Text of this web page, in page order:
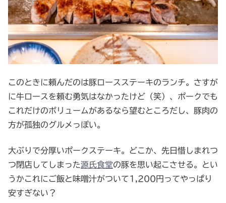
このときに頼んだのは豚ロースステーキのランチ。さすが
に牛ロースを頼む勇気はなかったけど（笑）、ポークでも
これだけのボリュームがあるなら望むところだし、豚肉の
方が孤独のグルメっぽい。
大ぶりで分厚いポークステーキ。どこか、先日惜しまれつ
つ閉店してしまった源氏食堂の豚を思い起こさせる。とい
うかこれにご飯と味噌汁がついて1,200円ってやっぱり
安すぎない？